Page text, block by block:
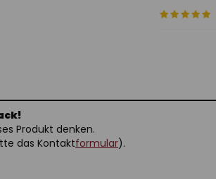
Produkt denken.
das Kontaktformular).